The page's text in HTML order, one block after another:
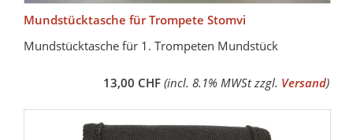
Mundstücktasche für Trompete Stomvi
Mundstücktasche für 1. Trompeten Mundstück
13,00 CHF (incl. 8.1% MWSt zzgl. Versand)